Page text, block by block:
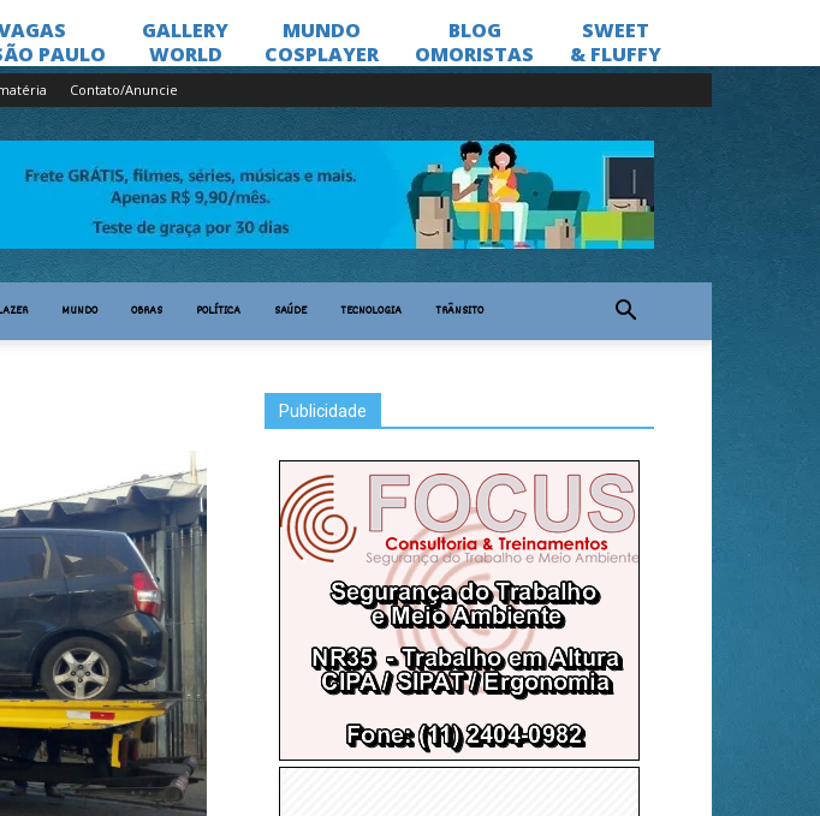
Contato/Anuncie
MUNDO OBRAS POLÍTICA SAÚDE TECNOLOGIA TRÂNSITO
Publicidade